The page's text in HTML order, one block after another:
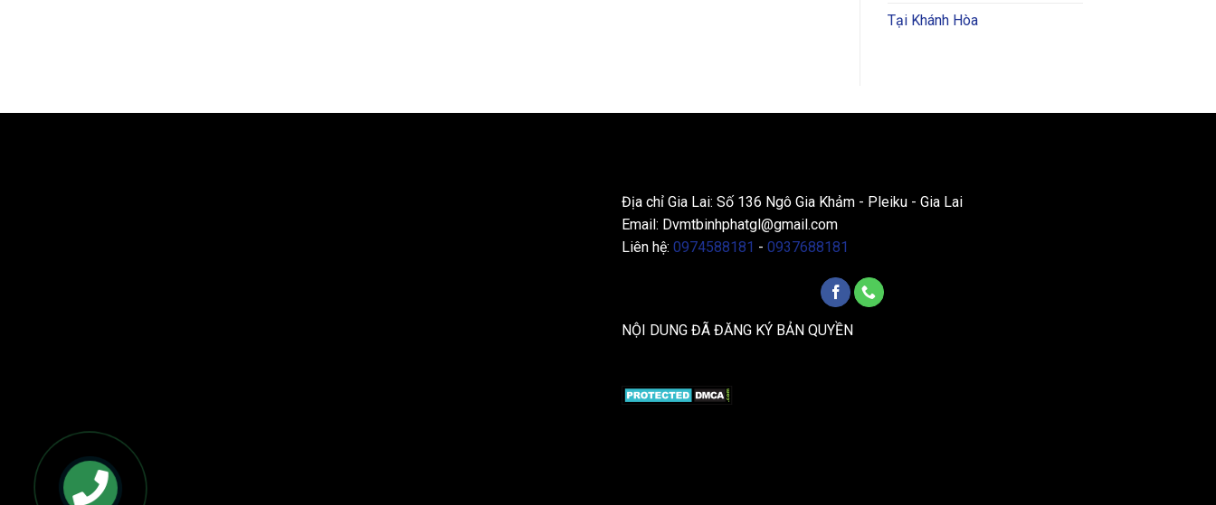
Tại Khánh Hòa
Địa chỉ Gia Lai: Số 136 Ngô Gia Khảm - Pleiku - Gia Lai
Email: Dvmtbinhphatgl@gmail.com
Liên hệ: 0974588181 - 0937688181
NỘI DUNG ĐÃ ĐĂNG KÝ BẢN QUYỀN